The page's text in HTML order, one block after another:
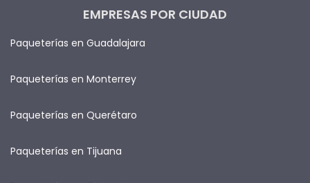
EMPRESAS POR CIUDAD
Paqueterías en Guadalajara
Paqueterías en Monterrey
Paqueterías en Querétaro
Paqueterías en Tijuana